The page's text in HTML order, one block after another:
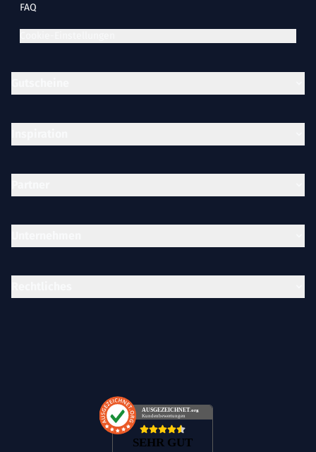
AUSGEZEICHNET.org
Kundenbewertungen
SEHR GUT
FAQ